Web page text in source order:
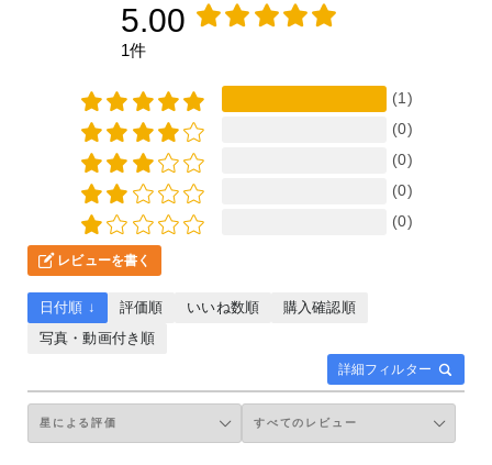
5.00
1件
(1)
(0)
(0)
(0)
(0)
レビューを書く
詳細フィルター
日付順 ↓ 評価順 いいね数順
購入確認順
写真・動画付き順